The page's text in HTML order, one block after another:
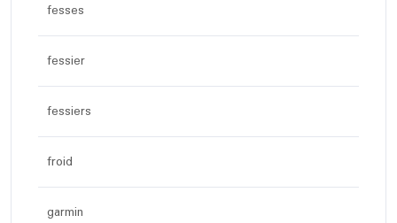
fesses
fessier
fessiers
froid
garmin